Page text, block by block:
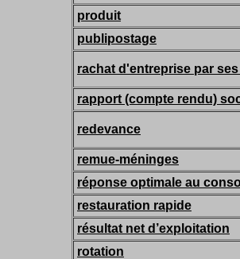
produit
publipostage
rachat d'entreprise par
rapport (compte rendu)
redevance
remue-méninges
réponse optimale au
restauration rapide
résultat net d’exploitation
rotation